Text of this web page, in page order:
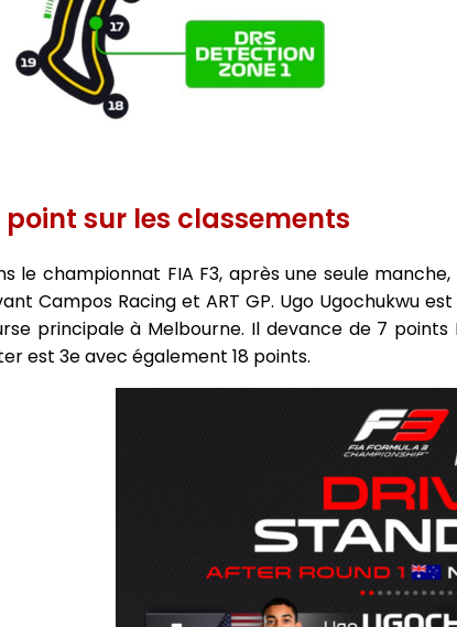
point sur les classements
le championnat FIA F3, après une seule
Campos Racing et ART GP. Ugo Ugochukwu
principale à Melbourne. Il devance de 7
est 3e avec également 18 points.